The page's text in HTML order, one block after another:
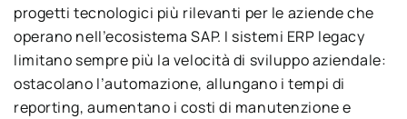
progetti tecnologici più rilevanti per le aziende che
operano nell’ecosistema SAP. I sistemi ERP legacy
limitano sempre più la velocità di sviluppo aziendale:
ostacolano l’automazione, allungano i tempi di
reporting, aumentano i costi di manutenzione e